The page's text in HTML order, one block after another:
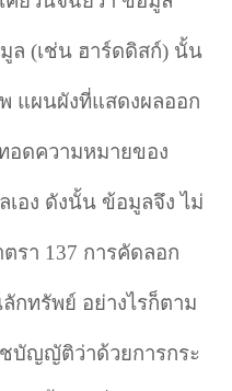
(เช่น ฮาร์ดดิสก์) นั้น
แผนผังที่แสดงผลออก
อดความหมายของ
อง ดังนั้น ข้อมูลจึง ไม่
รา 137 การคัดลอก
กทรัพย์ อย่างไรก็ตาม
บัญญัติว่าด้วยการกระ